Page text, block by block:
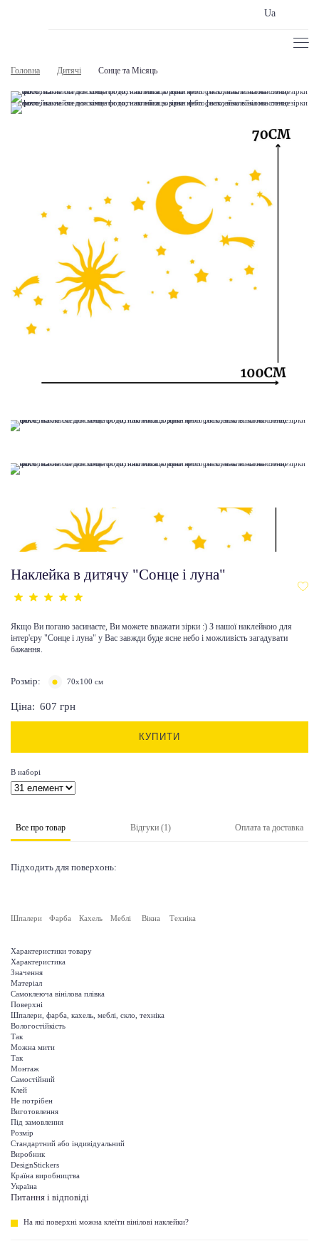
Ua
Головна Дитячі Сонце та Місяць
Наклейка в дитячу "Сонце і луна"
Якщо Ви погано засинаєте, Ви можете вважати зірки :) З нашої наклейкою для
інтер'єру "Сонце і луна" у Вас завжди буде ясне небо і можливість загадувати
бажання.
Розмір: 70х100 см
Ціна: 607 грн
КУПИТИ
В наборі
Все про товар Відгуки (1) Оплата та доставка
Підходить для поверхонь:
Шпалери Фарба Кахель Меблі Вікна Техніка
Характеристики товару
Характеристика
Значення
Матеріал
Самоклеюча вінілова плівка
Поверхні
Шпалери, фарба, кахель, меблі, скло, техніка
Вологостійкість
Так
Можна мити
Так
Монтаж
Самостійний
Клей
Не потрібен
Виготовлення
Під замовлення
Розмір
Стандартний або індивідуальний
Виробник
DesignStickers
Країна виробництва
Україна
Питання і відповіді
На які поверхні можна клеїти вінілові наклейки?